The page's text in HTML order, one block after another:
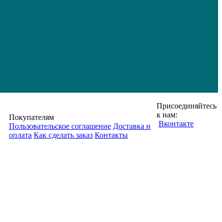
Покупателям
Пользовательское соглашение Доставка и
оплата Как сделать заказ Контакты
Присоединяйтесь
к нам:
Вконтакте